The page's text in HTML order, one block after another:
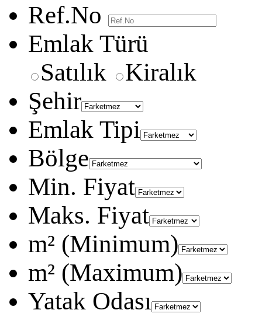
Ref.No
Emlak Türü
Satılık
Kiralık
Şehir
Emlak Tipi
Bölge
Min. Fiyat
Maks. Fiyat
m² (Minimum)
m² (Maximum)
Yatak Odası